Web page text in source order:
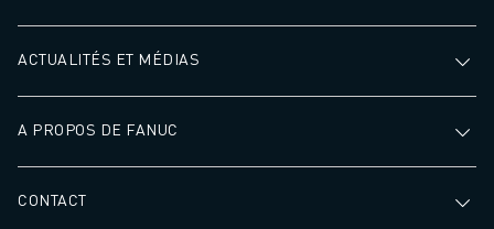
ACTUALITÉS ET MÉDIAS
A PROPOS DE FANUC
CONTACT